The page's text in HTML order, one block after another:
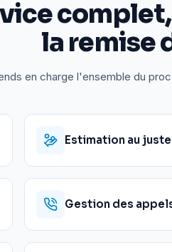
la remise
en charge l'ensemble du
Estimation au
Gestion des